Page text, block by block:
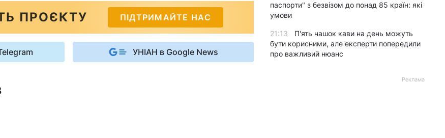
ПРОЄКТУ ПІДТРИМАЙТЕ НАС
УНІАН в Google News
паспорти" з безвізом до понад 85 країн: які
умови
21:13
П'ять чашок кави на день можуть
бути корисними, але експерти попередили
про важливий нюанс
Реклама